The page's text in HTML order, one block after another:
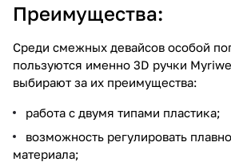
Преимущества:
Среди смежных девайсов особой
пользуются именно 3D ручки
выбирают за их преимущества:
работа с двумя типами пластика;
возможность регулировать
материала;